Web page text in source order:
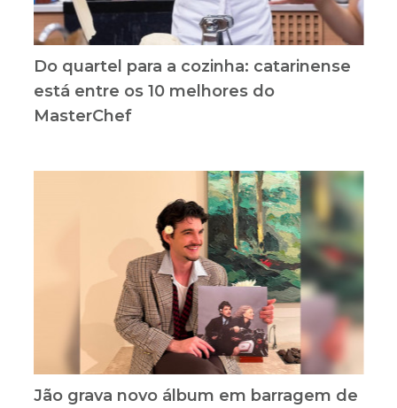
Do quartel para a cozinha: catarinense
está entre os 10 melhores do
MasterChef
Jão grava novo álbum em barragem de